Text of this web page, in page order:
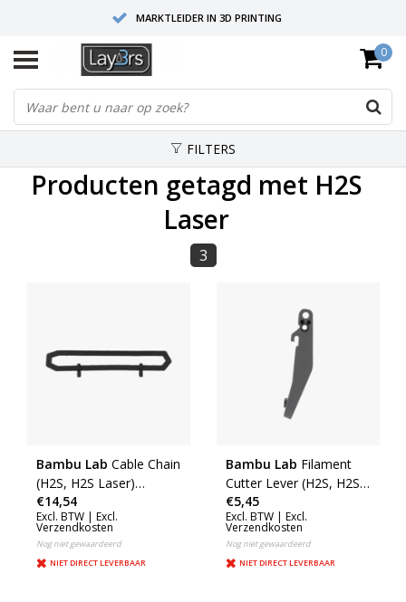
MARKTLEIDER IN 3D PRINTING
HOOGWAARDIGE SERVICE EN SUPPORT
FYSIEKE SHOWROOMS
0
FILTERS
Producten getagd met H2S
Laser
3
Bambu Lab Cable Chain
(H2S, H2S Laser)
(FAC144)
€14,54
Excl. BTW | Excl.
Verzendkosten
Nog niet gewaardeerd
NIET DIRECT LEVERBAAR
Bambu Lab Filament
Cutter Lever (H2S, H2S
Laser) (FAC143)
€5,45
Excl. BTW | Excl.
Verzendkosten
Nog niet gewaardeerd
NIET DIRECT LEVERBAAR